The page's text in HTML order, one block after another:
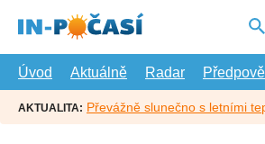
hlavní
Úvod
Aktuálně Radar
AKTUALITA: Převážně slunečno s letními